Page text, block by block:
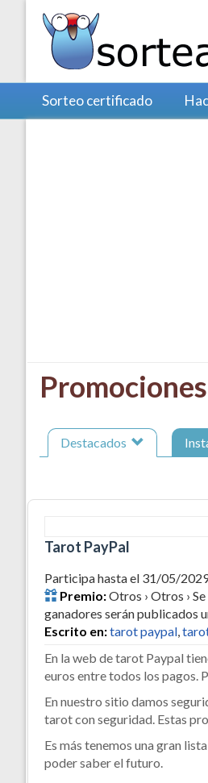
Sorteo certificado
Destacados
Tarot PayPal
Participa hasta el 31/05/
Premio:Otros › Otros ›
ganadores serán publicados
Escrito en:tarot paypal,
En la web de tarot Paypal
euros entre todos los pagos.
En nuestro sitio damos
tarot con seguridad. Estas
Es más tenemos una gran
poder saber el futuro.